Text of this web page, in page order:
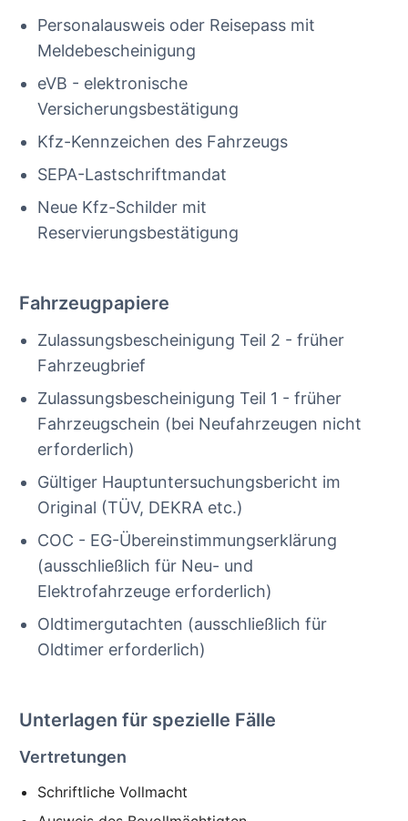
Personalausweis oder Reisepass mit
Meldebescheinigung
eVB - elektronische
Versicherungsbestätigung
Kfz-Kennzeichen des Fahrzeugs
SEPA-Lastschriftmandat
Neue Kfz-Schilder mit
Reservierungsbestätigung
Fahrzeugpapiere
Zulassungsbescheinigung Teil 2 - früher
Fahrzeugbrief
Zulassungsbescheinigung Teil 1 - früher
Fahrzeugschein (bei Neufahrzeugen nicht
erforderlich)
Gültiger Hauptuntersuchungsbericht im
Original (TÜV, DEKRA etc.)
COC - EG-Übereinstimmungserklärung
(ausschließlich für Neu- und
Elektrofahrzeuge erforderlich)
Oldtimergutachten (ausschließlich für
Oldtimer erforderlich)
Unterlagen für spezielle Fälle
Vertretungen
Schriftliche Vollmacht